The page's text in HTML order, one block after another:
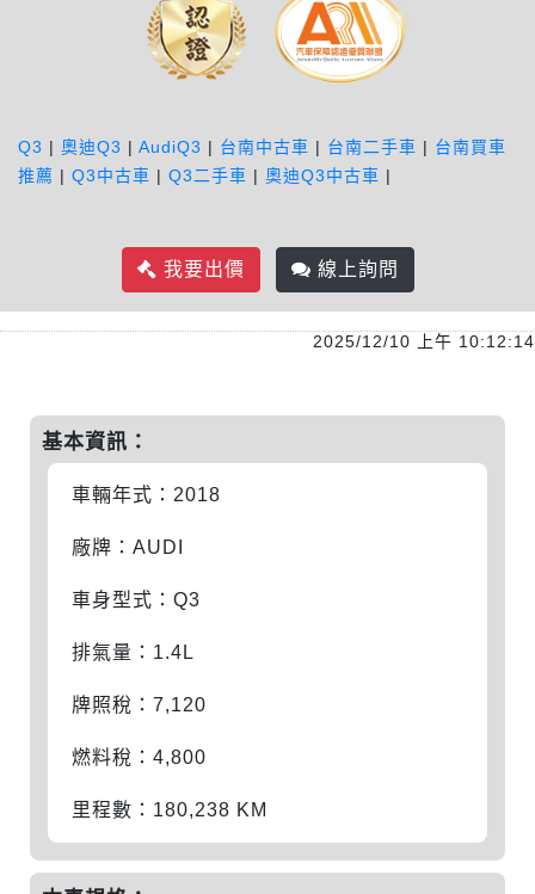
Q3 | 奧迪Q3 | AudiQ3 | 台南中古車 | 台南二手車 | 台南買車
推薦 | Q3中古車 | Q3二手車 | 奧迪Q3中古車 |
我要出價 線上詢問
2025/12/10 上午 10:12:14
基本資訊：
車輛年式：2018
廠牌：AUDI
車身型式：Q3
排氣量：1.4L
牌照稅：7,120
燃料稅：4,800
里程數：180,238 KM